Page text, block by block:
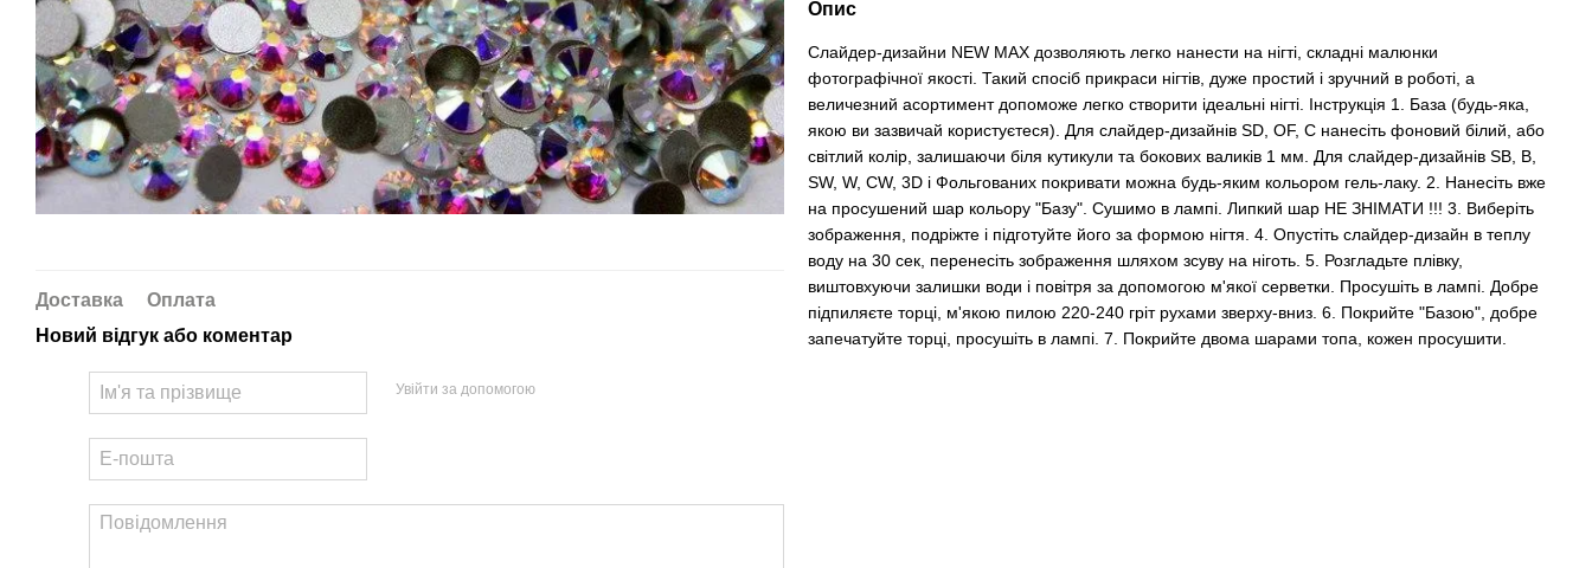
Доставка
Оплата
Новий відгук або коментар
Увійти за допомогою
Опис
Слайдер-дизайни NEW MAX дозволяють легко нанести на нігті, складні малюнки
фотографічної якості. Такий спосіб прикраси нігтів, дуже простий і зручний в роботі, а
величезний асортимент допоможе легко створити ідеальні нігті. Інструкція 1. База (будь-яка,
якою ви зазвичай користуєтеся). Для слайдер-дизайнів SD, OF, C нанесіть фоновий білий, або
світлий колір, залишаючи біля кутикули та бокових валиків 1 мм. Для слайдер-дизайнів SB, B,
SW, W, CW, 3D і Фольгованих покривати можна будь-яким кольором гель-лаку. 2. Нанесіть вже
на просушений шар кольору "Базу". Сушимо в лампі. Липкий шар НЕ ЗНІМАТИ !!! 3. Виберіть
зображення, подріжте і підготуйте його за формою нігтя. 4. Опустіть слайдер-дизайн в теплу
воду на 30 сек, перенесіть зображення шляхом зсуву на ніготь. 5. Розгладьте плівку,
виштовхуючи залишки води і повітря за допомогою м'якої серветки. Просушіть в лампі. Добре
підпиляєте торці, м'якою пилою 220-240 гріт рухами зверху-вниз. 6. Покрийте "Базою", добре
запечатуйте торці, просушіть в лампі. 7. Покрийте двома шарами топа, кожен просушити.